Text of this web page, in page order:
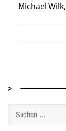
Michael
>